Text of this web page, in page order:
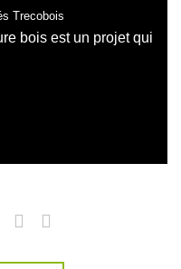
Trecobois
bois est un projet qui